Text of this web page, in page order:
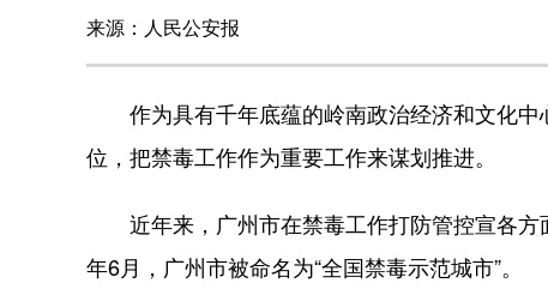
来源：人民公安报
作为具有千年底蕴的岭南政治经济和文化中
位，把禁毒工作作为重要工作来谋划推进。
近年来，广州市在禁毒工作打防管控宣各方
年6月，广州市被命名为“全国禁毒示范城市”。